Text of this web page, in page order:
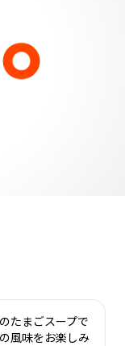
たまごスープで
風味をお楽しみ